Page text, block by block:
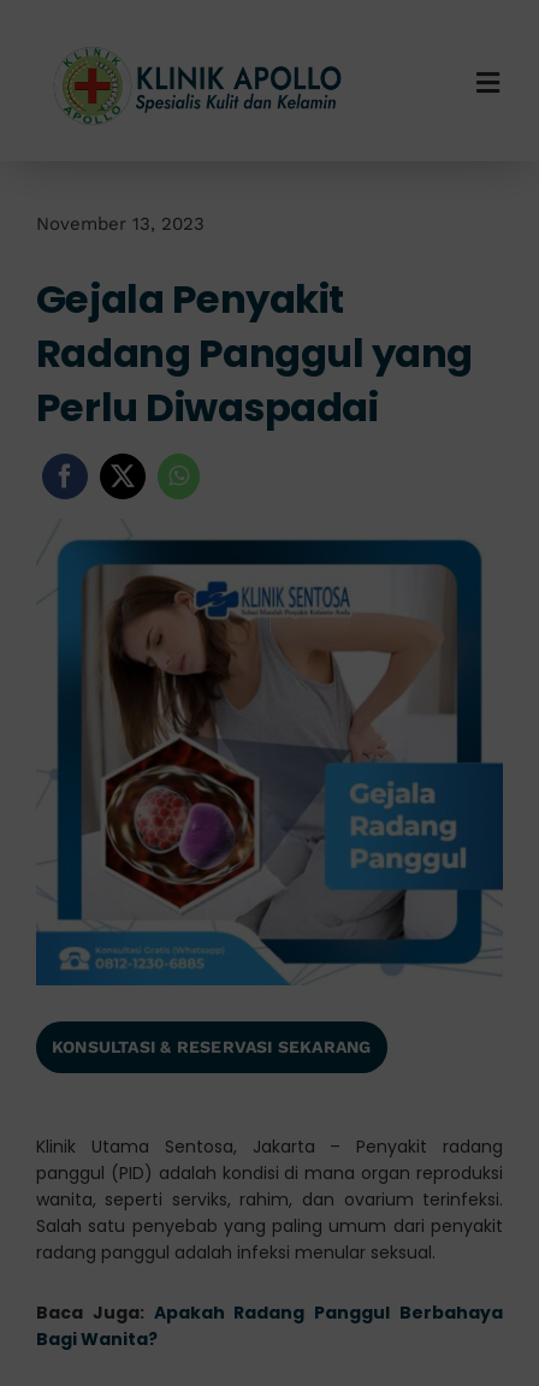
content
Layanan Kami
Info Klinik
November 13, 2023
Gejala Penyakit
Radang Panggul yang
Perlu Diwaspadai
KONSULTASI & RESERVASI SEKARANG
Klinik Utama Sentosa, Jakarta – Penyakit radang
panggul (PID) adalah kondisi di mana organ reproduksi
wanita, seperti serviks, rahim, dan ovarium terinfeksi.
Salah satu penyebab yang paling umum dari penyakit
radang panggul adalah infeksi menular seksual.
Baca Juga: Apakah Radang Panggul Berbahaya
Bagi Wanita?